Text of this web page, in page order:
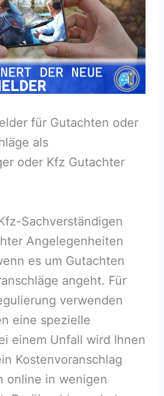
für Gutachten oder
als
oder Kfz Gutachter
Sachverständigen
Angelegenheiten
es um Gutachten
angeht. Für
verwenden
eine spezielle
einem Unfall wird Ihnen
Kostenvoranschlag
online in wenigen